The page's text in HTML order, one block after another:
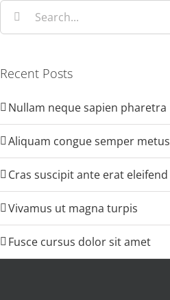
Search
for:
Recent Posts
Nullam neque sapien pharetra
Aliquam congue semper metus
Cras suscipit ante erat eleifend
Vivamus ut magna turpis
Fusce cursus dolor sit amet